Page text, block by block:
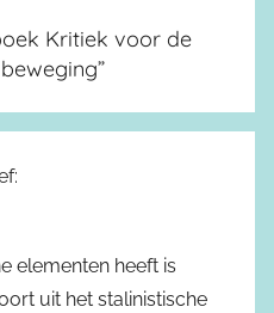
Kritiek voor de
”
elementen heeft is
uit het stalinistische